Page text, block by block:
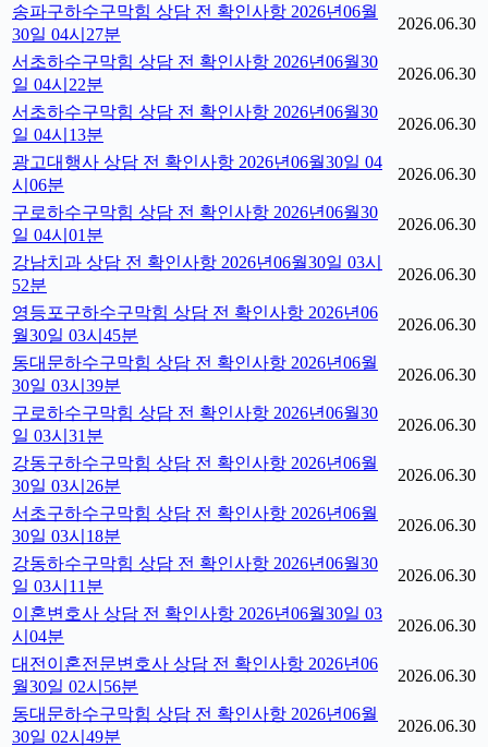
송파구하수구막힘 상담 전 확인사항 2026년06월
30일 04시27분
2026.06.30
서초하수구막힘 상담 전 확인사항 2026년06월30
일 04시22분
2026.06.30
서초하수구막힘 상담 전 확인사항 2026년06월30
일 04시13분
2026.06.30
광고대행사 상담 전 확인사항 2026년06월30일 04
시06분
2026.06.30
구로하수구막힘 상담 전 확인사항 2026년06월30
일 04시01분
2026.06.30
강남치과 상담 전 확인사항 2026년06월30일 03시
52분
2026.06.30
영등포구하수구막힘 상담 전 확인사항 2026년06
월30일 03시45분
2026.06.30
동대문하수구막힘 상담 전 확인사항 2026년06월
30일 03시39분
2026.06.30
구로하수구막힘 상담 전 확인사항 2026년06월30
일 03시31분
2026.06.30
강동구하수구막힘 상담 전 확인사항 2026년06월
30일 03시26분
2026.06.30
서초구하수구막힘 상담 전 확인사항 2026년06월
30일 03시18분
2026.06.30
강동하수구막힘 상담 전 확인사항 2026년06월30
일 03시11분
2026.06.30
이혼변호사 상담 전 확인사항 2026년06월30일 03
시04분
2026.06.30
대전이혼전문변호사 상담 전 확인사항 2026년06
월30일 02시56분
2026.06.30
동대문하수구막힘 상담 전 확인사항 2026년06월
30일 02시49분
2026.06.30